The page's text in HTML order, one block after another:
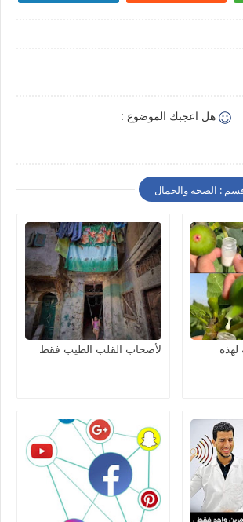
هل اعجبك الموضوع :
: الصحه والجمال
لهذه
لأصحاب القلب الطيب فقط